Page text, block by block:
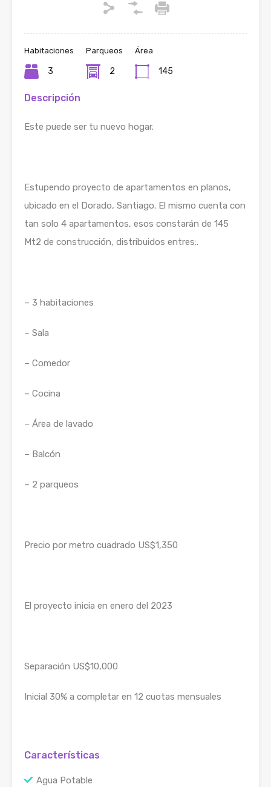
Habitaciones
3
Parqueos
2
Área
145
Descripción
Este puede ser tu nuevo hogar.
Estupendo proyecto de apartamentos en planos,
ubicado en el Dorado, Santiago. El mismo cuenta con
tan solo 4 apartamentos, esos constarán de 145
Mt2 de construcción, distribuidos entres:.
– 3 habitaciones
– Sala
– Comedor
– Cocina
– Área de lavado
– Balcón
– 2 parqueos
Precio por metro cuadrado US$1,350
El proyecto inicia en enero del 2023
Separación US$10,000
Inicial 30% a completar en 12 cuotas mensuales
Características
Agua Potable